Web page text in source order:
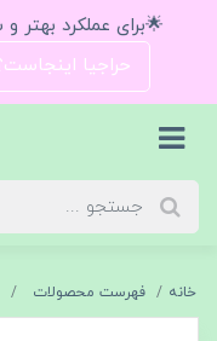
🌟برای عملکرد بهتر
حراجیا
خانه فهرست محصولات